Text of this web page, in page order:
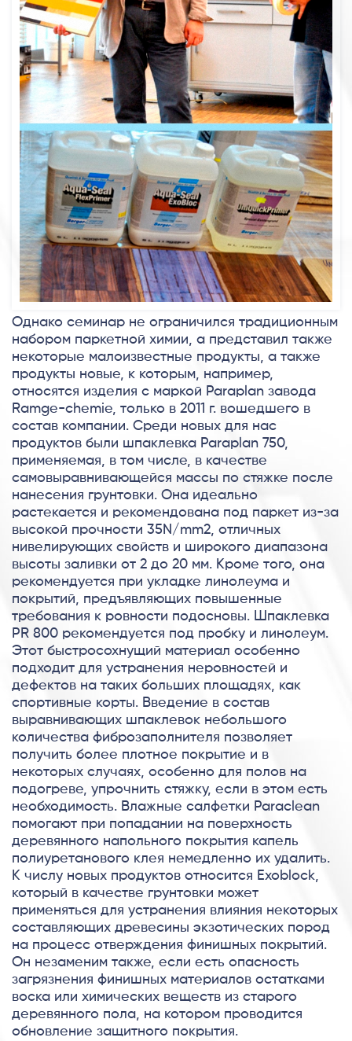
Однако семинар не ограничился традиционным
набором паркетной химии, а представил также
некоторые малоизвестные продукты, а также
продукты новые, к которым, например,
относятся изделия c маркой Paraplan завода
Ramge-chemie, только в 2011 г. вошедшего в
состав компании. Среди новых для нас
продуктов были шпаклевка Paraplan 750,
применяемая, в том числе, в качестве
самовыравнивающейся массы по стяжке после
нанесения грунтовки. Она идеально
растекается и рекомендована под паркет из-за
высокой прочности 35N/mm2, отличных
нивелирующих свойств и широкого диапазона
высоты заливки от 2 до 20 мм. Кроме того, она
рекомендуется при укладке линолеума и
покрытий, предъявляющих повышенные
требования к ровности подосновы. Шпаклевка
PR 800 рекомендуется под пробку и линолеум.
Этот быстросохнущий материал особенно
подходит для устранения неровностей и
дефектов на таких больших площадях, как
спортивные корты. Введение в состав
выравнивающих шпаклевок небольшого
количества фиброзаполнителя позволяет
получить более плотное покрытие и в
некоторых случаях, особенно для полов на
подогреве, упрочнить стяжку, если в этом есть
необходимость. Влажные салфетки Paraclean
помогают при попадании на поверхность
деревянного напольного покрытия капель
полиуретанового клея немедленно их удалить.
К числу новых продуктов относится Exoblock,
который в качестве грунтовки может
применяться для устранения влияния некоторых
составляющих древесины экзотических пород
на процесс отверждения финишных покрытий.
Он незаменим также, если есть опасность
загрязнения финишных материалов остатками
воска или химических веществ из старого
деревянного пола, на котором проводится
обновление защитного покрытия.